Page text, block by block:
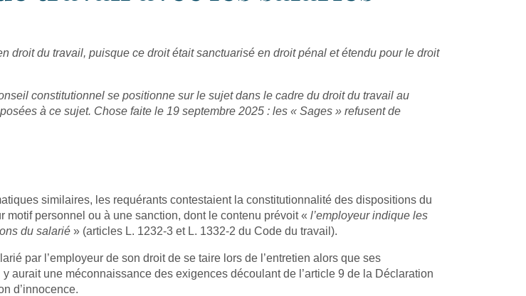
droit du travail, puisque ce droit était sanctuarisé en droit pénal et étendu pour le droit
constitutionnel se positionne sur le sujet dans le cadre du droit du travail au
à ce sujet. Chose faite le 19 septembre 2025 : les « Sages » refusent de
similaires, les requérants contestaient la constitutionnalité des dispositions du
personnel ou à une sanction, dont le contenu prévoit « l’employeur indique les
du salarié » (articles L. 1232-3 et L. 1332-2 du Code du travail).
par l’employeur de son droit de se taire lors de l’entretien alors que ses
aurait une méconnaissance des exigences découlant de l’article 9 de la Déclaration
d’innocence.